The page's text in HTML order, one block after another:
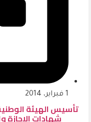
1 فبراير، 2014
تأسيس الهيئة
شهادات الإجازة